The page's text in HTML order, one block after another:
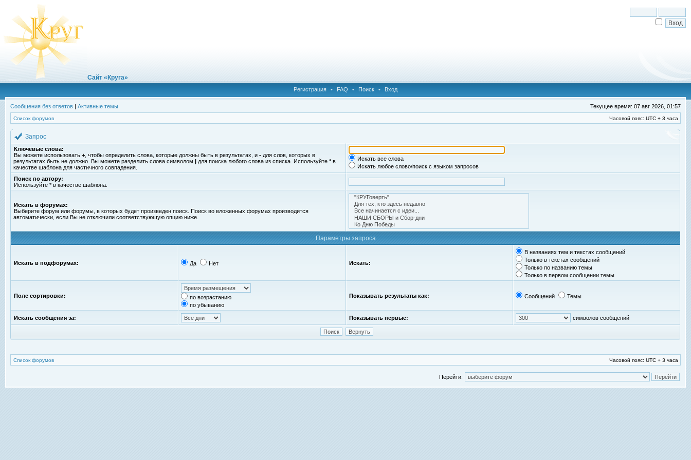
Сайт «Круга»
Регистрация • FAQ • Поиск • Вход
Сообщения без ответов | Активные темы Текущее время: 07 авг 2026, 01:57
Список форумов Часовой пояс: UTC + 3 часа
Запрос
Ключевые слова:
Вы можете использовать + , чтобы определить слова, которые должны быть в результатах, и - для слов, которых в
результатах быть не должно. Вы можете разделить слова символом | для поиска любого слова из списка. Используйте *в
качестве шаблона для частичного совпадения.
Искать все слова
Искать любое слово/поиск с языком запросов
Поиск по автору:
Используйте * в качестве шаблона.
Искать в форумах:
Выберите форум или форумы, в которых будет произведен поиск. Поиск во вложенных форумах производится
автоматически, если Вы не отключили соответствующую опцию ниже.
Параметры запроса
Искать в подфорумах: Да Нет Искать:
В названиях тем и текстах сообщений
Только в текстах сообщений
Только по названию темы
Только в первом сообщении темы
Поле сортировки:
по возрастанию
по убыванию
Показывать результаты как: Сообщений Темы
Искать сообщения за: Показывать первые: символов сообщений
Список форумов Часовой пояс: UTC + 3 часа
Перейти: